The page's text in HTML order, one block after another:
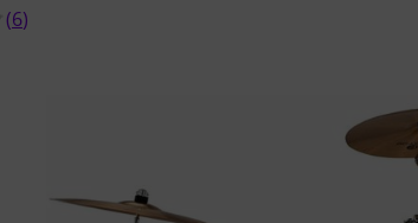
4.8 av 5 stjärnor från 6 kundbetyg
(6)